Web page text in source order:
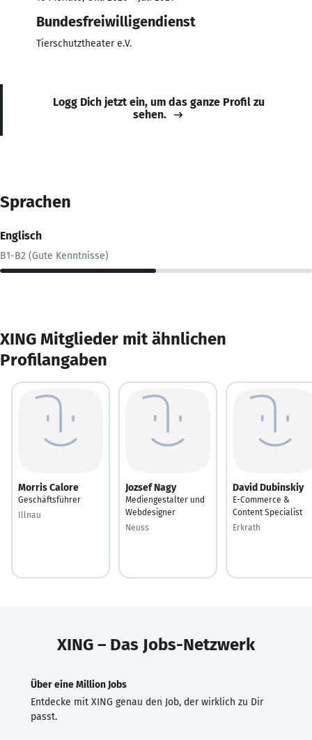
Bundesfreiwilligendienst
Tierschutztheater e.V.
Logg Dich jetzt ein, um das ganze Profil zu
sehen.
Sprachen
Englisch
B1-B2 (Gute Kenntnisse)
XING Mitglieder mit ähnlichen
Profilangaben
Morris Calore
Geschäftsführer
Illnau
Jozsef Nagy
Mediengestalter und
Webdesigner
Neuss
David Dubinskiy
E-Commerce &
Content Specialist
Erkrath
XING – Das Jobs-Netzwerk
Über eine Million Jobs
Entdecke mit XING genau den Job, der wirklich zu Dir
passt.